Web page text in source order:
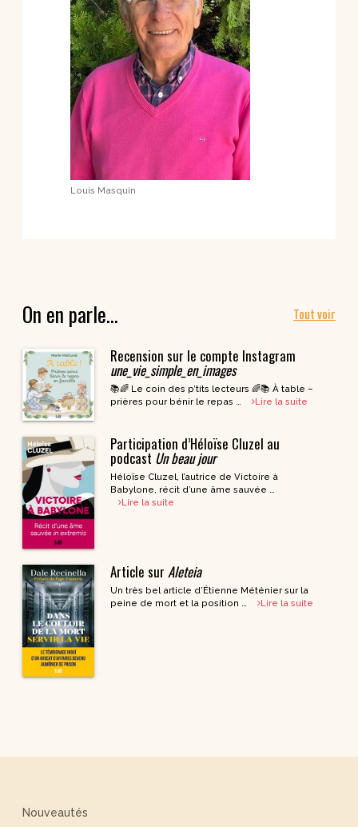
Louis Masquin
On en parle… Tout voir
Recension sur le compte Instagram
une_vie_simple_en_images
📚🌈 Le coin des p’tits lecteurs 🌈📚 À table –
prières pour bénir le repas …
Lire la suite
Participation d’Héloïse Cluzel au
podcast Un beau jour
Héloïse Cluzel, l’autrice de Victoire à
Babylone, récit d’une âme sauvée …
Lire la suite
Article sur Aleteia
Un très bel article d’Étienne Méténier sur la
peine de mort et la position …
Lire la suite
Nouveautés